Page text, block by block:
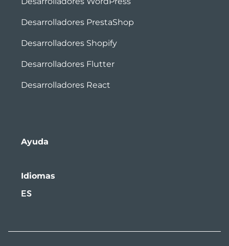
Desarrolladores PrestaShop
Desarrolladores Shopify
Desarrolladores Flutter
Desarrolladores React
Ayuda
Idiomas
ES